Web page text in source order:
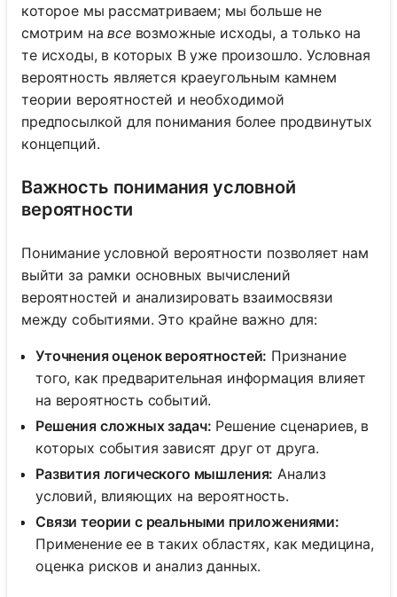
которое мы рассматриваем; мы больше не
смотрим навсевозможные исходы, а только на
те исходы, в которых B уже произошло. Условная
вероятность является краеугольным камнем
теории вероятностей и необходимой
предпосылкой для понимания более продвинутых
концепций.
Важность понимания условной
вероятности
Понимание условной вероятности позволяет нам
выйти за рамки основных вычислений
вероятностей и анализировать взаимосвязи
между событиями. Это крайне важно для:
Уточнения оценок вероятностей: Признание
того, как предварительная информация влияет
на вероятность событий.
Решения сложных задач: Решение сценариев, в
которых события зависят друг от друга.
Развития логического мышления: Анализ
условий, влияющих на вероятность.
Связи теории с реальными приложениями:
Применение ее в таких областях, как медицина,
оценка рисков и анализ данных.